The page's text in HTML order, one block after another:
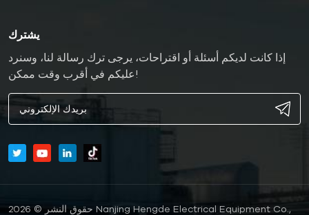
يشترك
إذا كانت لديكم أسئلة أو اقتراحات، يرجى ترك رسالة لنا، وسنرد
عليكم في أقرب وقت ممكن!
حقوق النشر © 2026 Nanjing Hengde Electrical Equipment Co.,